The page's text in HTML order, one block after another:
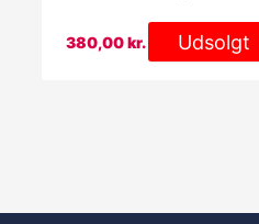
380,00 kr. Udsolgt